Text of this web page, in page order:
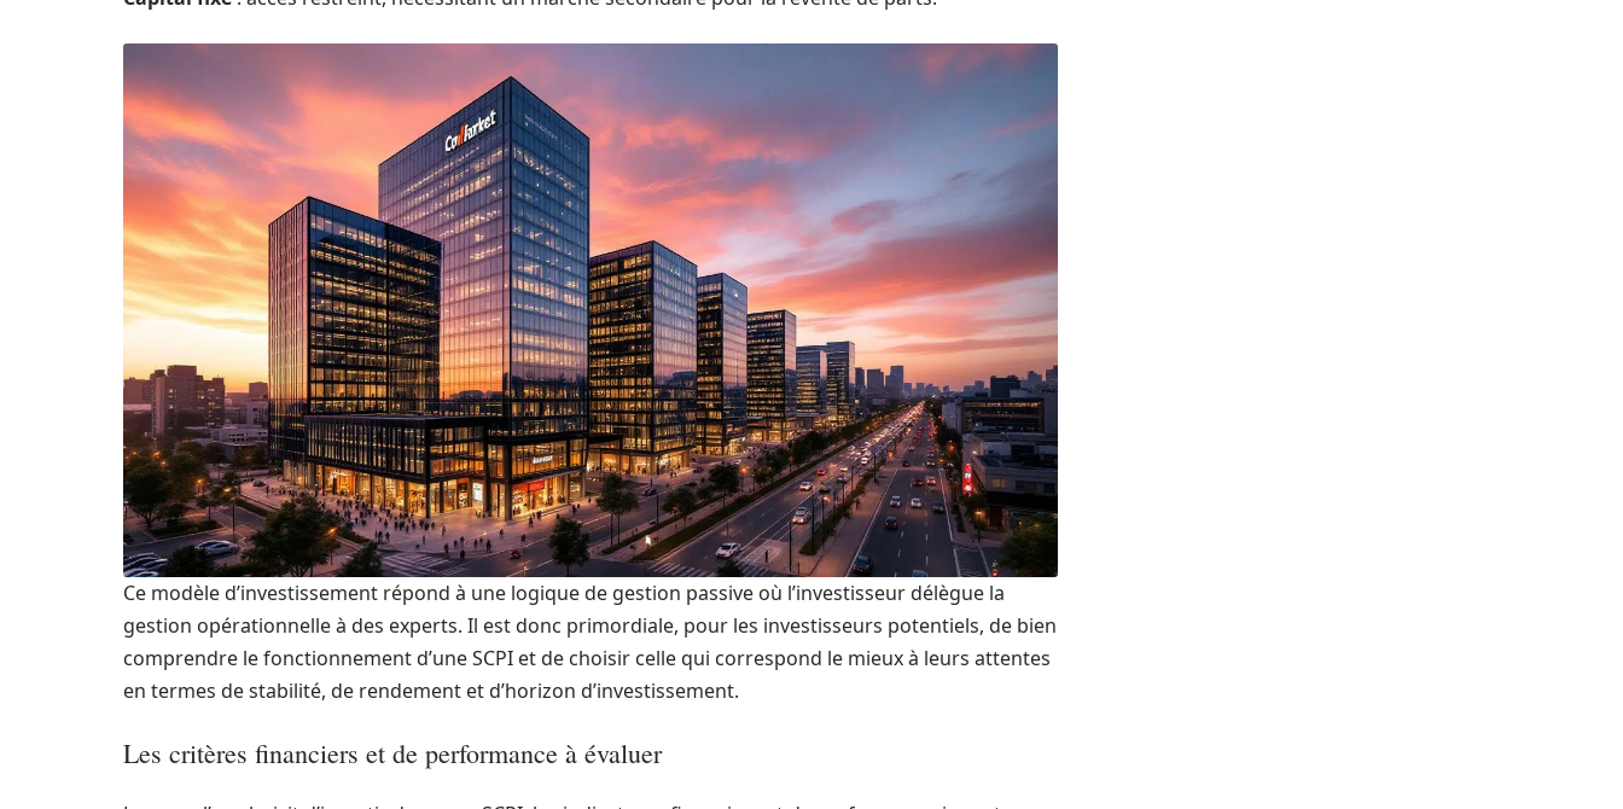
Ce modèle d’investissement répond à une logique de gestion passive où l’investisseur délègue la
gestion opérationnelle à des experts. Il est donc primordiale, pour les investisseurs potentiels, de bien
comprendre le fonctionnement d’une SCPI et de choisir celle qui correspond le mieux à leurs attentes
en termes de stabilité, de rendement et d’horizon d’investissement.
Les critères financiers et de performance à évaluer